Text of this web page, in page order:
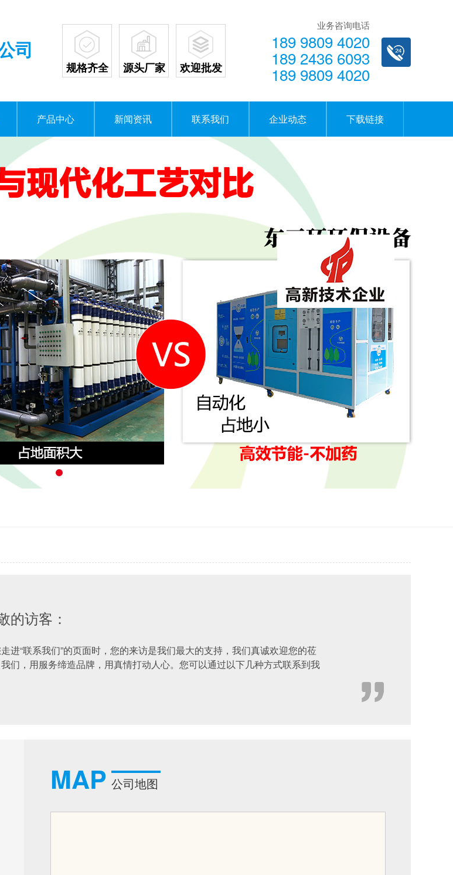
司
规格齐全 源头厂家 欢迎批发
业务咨询电话
189 9809 4020
189 2436 6093
189 9809 4020
产品中心 新闻资讯 联系我们 企业动态 下载链接
的访客：
进“联系我们”的页面时，您的来访是我们最大的支持，我们真诚欢迎您的莅
们，用服务缔造品牌，用真情打动人心。您可以通过以下几种方式联系到我
MAP 公司地图